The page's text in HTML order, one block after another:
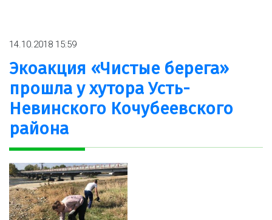
14.10.2018 15:59
Экоакция «Чистые берега»
прошла у хутора Усть-
Невинского Кочубеевского
района